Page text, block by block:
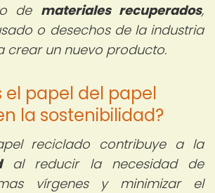
de materiales recuperados,
o desechos de la industria
crear un nuevo producto.
el papel del papel
la sostenibilidad?
reciclado contribuye a la
al reducir la necesidad de
vírgenes y minimizar el